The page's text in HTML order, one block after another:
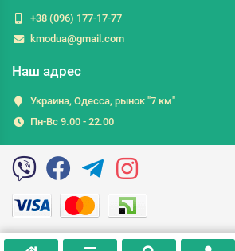
+38 (096) 177-17-77
kmodua@gmail.com
Наш адрес
Украина, Одесса, рынок "7 км"
Пн-Вс 9.00 - 22.00